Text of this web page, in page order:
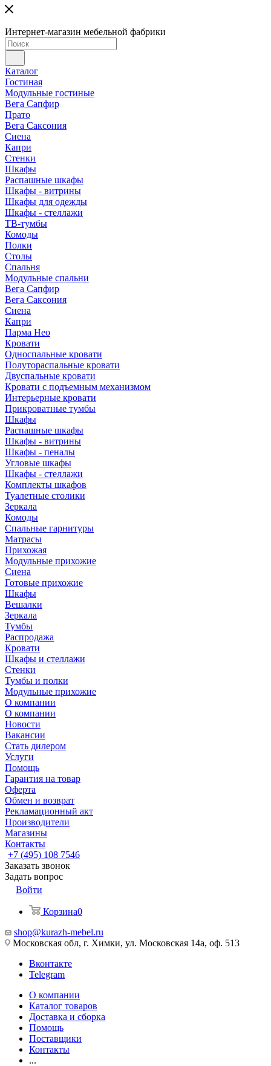
Интернет-магазин мебельной фабрики
Каталог
Гостиная
Модульные гостиные
Вега Сапфир
Прато
Вега Саксония
Сиена
Капри
Стенки
Шкафы
Распашные шкафы
Шкафы - витрины
Шкафы для одежды
Шкафы - стеллажи
ТВ-тумбы
Комоды
Полки
Столы
Спальня
Модульные спальни
Вега Сапфир
Вега Саксония
Сиена
Капри
Парма Нео
Кровати
Односпальные кровати
Полутораспальные кровати
Двуспальные кровати
Кровати с подъемным механизмом
Интерьерные кровати
Прикроватные тумбы
Шкафы
Распашные шкафы
Шкафы - витрины
Шкафы - пеналы
Угловые шкафы
Шкафы - стеллажи
Комплекты шкафов
Туалетные столики
Зеркала
Комоды
Спальные гарнитуры
Матрасы
Прихожая
Модульные прихожие
Сиена
Готовые прихожие
Шкафы
Вешалки
Зеркала
Тумбы
Распродажа
Кровати
Шкафы и стеллажи
Стенки
Тумбы и полки
Модульные прихожие
О компании
О компании
Новости
Вакансии
Стать дилером
Услуги
Помощь
Гарантия на товар
Оферта
Обмен и возврат
Рекламационный акт
Производители
Магазины
Контакты
+7 (495) 108 7546
Заказать звонок
Задать вопрос
Войти
Корзина0
shop@kurazh-mebel.ru
Московская обл, г. Химки, ул. Московская 14а, оф. 513
Вконтакте
Telegram
О компании
Каталог товаров
Доставка и сборка
Помощь
Поставщики
Контакты
...